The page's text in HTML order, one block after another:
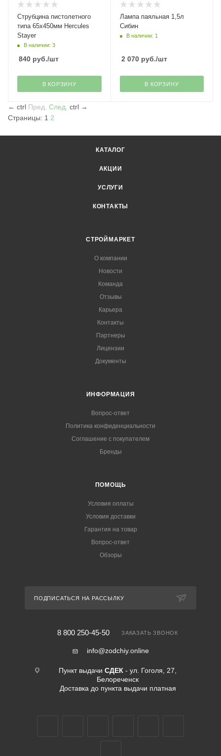
Струбцина пистолетного
типа 65х450мм Hercules
Stayer
В наличии: 3
840 руб./шт
В КОРЗИНУ
Лампа паяльная 1,5л
Сибин
В наличии: 1
2 070руб./шт
В КОРЗИНУ
← ctrl Пред. След. ctrl →
Страницы: 1 2
КАТАЛОГ
АКЦИИ
УСЛУГИ
КОНТАКТЫ
СТРОЙМАРКЕТ
О компании
Новости
Команда
Отзывы
Карьера
Контакты
Партнеры
Лицензии
Документы
ИНФОРМАЦИЯ
Вопрос-ответ
Политика конфиденциальности
Соглашение с покупателем
Бренды
ПОМОЩЬ
Условия оплаты
Условия доставки
Гарантия на товар
Вопрос-ответ
Обзоры
ПОДПИСАТЬСЯ НА РАССЫЛКУ
8 800 250-45-50 ЗАКАЗАТЬ ЗВОНОК
info@zodchiy.online
Пункт выдачи СДЕК - ул. Гоголя, 27,
Белореченск
Доставка до пункта выдачи платная